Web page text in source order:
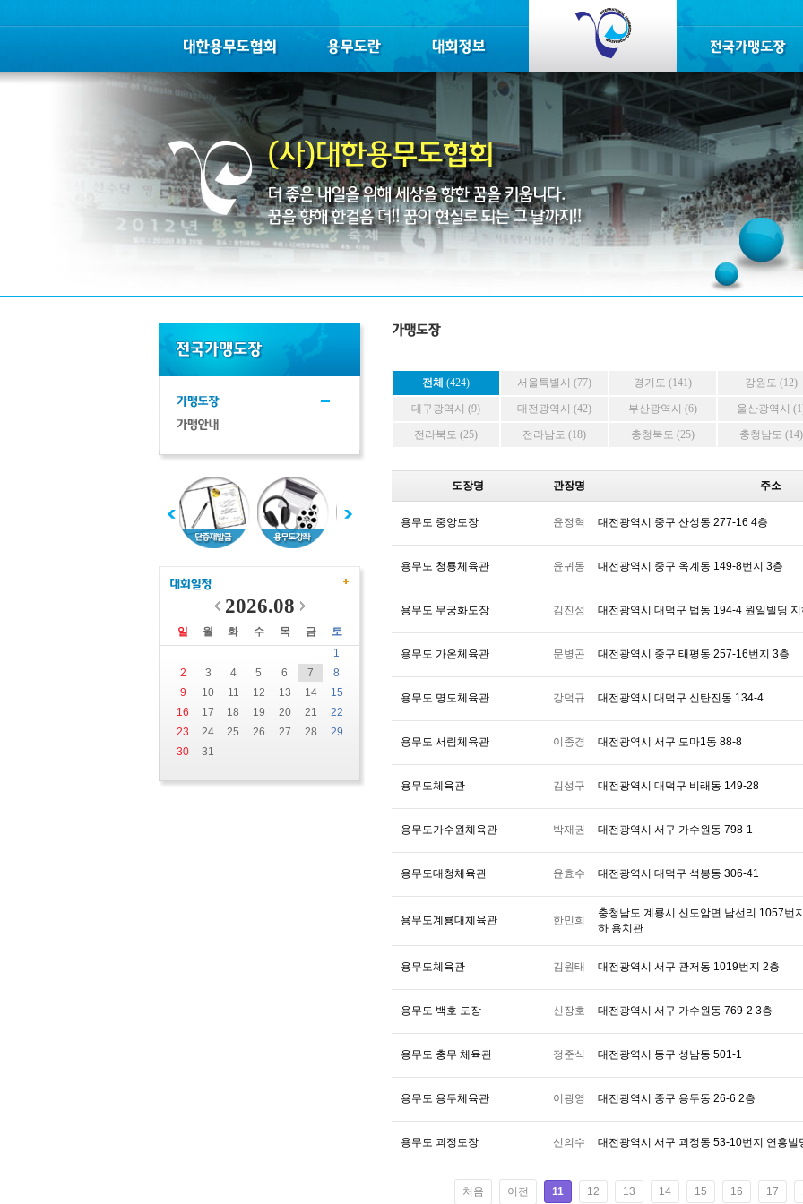
2026.08
일 월 화 수 목 금
토
1
2
3 4 5 6 7
8
9
10 11 12 13 14
15
16
17 18 19 20 21
22
23
24 25 26 27 28
29
30
31
전체 (424) 서울특별시 (77) 경기도 (141) 강원도 (12)
대구광역시 (9) 대전광역시 (42) 부산광역시 (6) 울산광역시
전라북도 (25) 전라남도 (18) 충청북도 (25) 충청남도 (14)
도장명 관장명 주소
용무도 중앙도장 윤정혁 대전광역시 중구 산성동 277-16 4층
용무도 청룡체육관 윤귀동 대전광역시 중구 옥계동 149-8번지 3층
용무도 무궁화도장 김진성 대전광역시 대덕구 법동 194-4 원일빌딩
용무도 가온체육관 문병곤 대전광역시 중구 태평동 257-16번지 3층
용무도 명도체육관 강덕규 대전광역시 대덕구 신탄진동 134-4
용무도 서림체육관 이종경 대전광역시 서구 도마1동 88-8
용무도체육관 김성구 대전광역시 대덕구 비래동 149-28
용무도가수원체육관 박재권 대전광역시 서구 가수원동 798-1
용무도대청체육관 윤효수 대전광역시 대덕구 석봉동 306-41
용무도계룡대체육관 한민희
충청남도 계룡시 신도암면 남선리 1057번
하 용치관
용무도체육관 김원태 대전광역시 서구 관저동 1019번지 2층
용무도 백호 도장 신장호 대전광역시 서구 가수원동 769-2 3층
용무도 충무 체육관 정준식 대전광역시 동구 성남동 501-1
용무도 용두체육관 이광영 대전광역시 중구 용두동 26-6 2층
용무도 괴정도장 신의수 대전광역시 서구 괴정동 53-10번지 연흥빌
처음 이전 11 12 13 14 15 16 17